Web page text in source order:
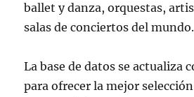
ballet y danza, orquestas,
salas de conciertos del mundo.
La base de datos se actualiza
para ofrecer la mejor